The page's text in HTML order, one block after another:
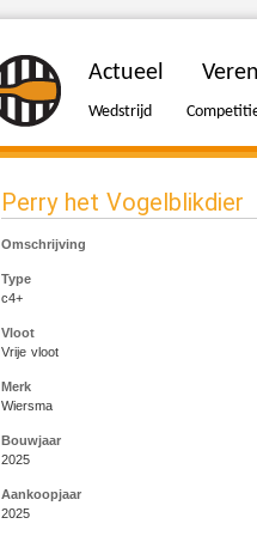
Actueel
Wedstrijd
Perry het Vogelblikdier
Omschrijving
Type
c4+
Vloot
Vrije vloot
Merk
Wiersma
Bouwjaar
2025
Aankoopjaar
2025